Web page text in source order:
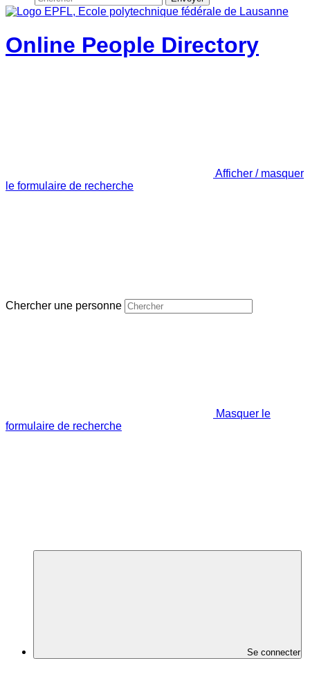
Online People Directory
Afficher / masquer
le formulaire de recherche
Chercher une personne
Masquer le
formulaire de recherche
Se connecter